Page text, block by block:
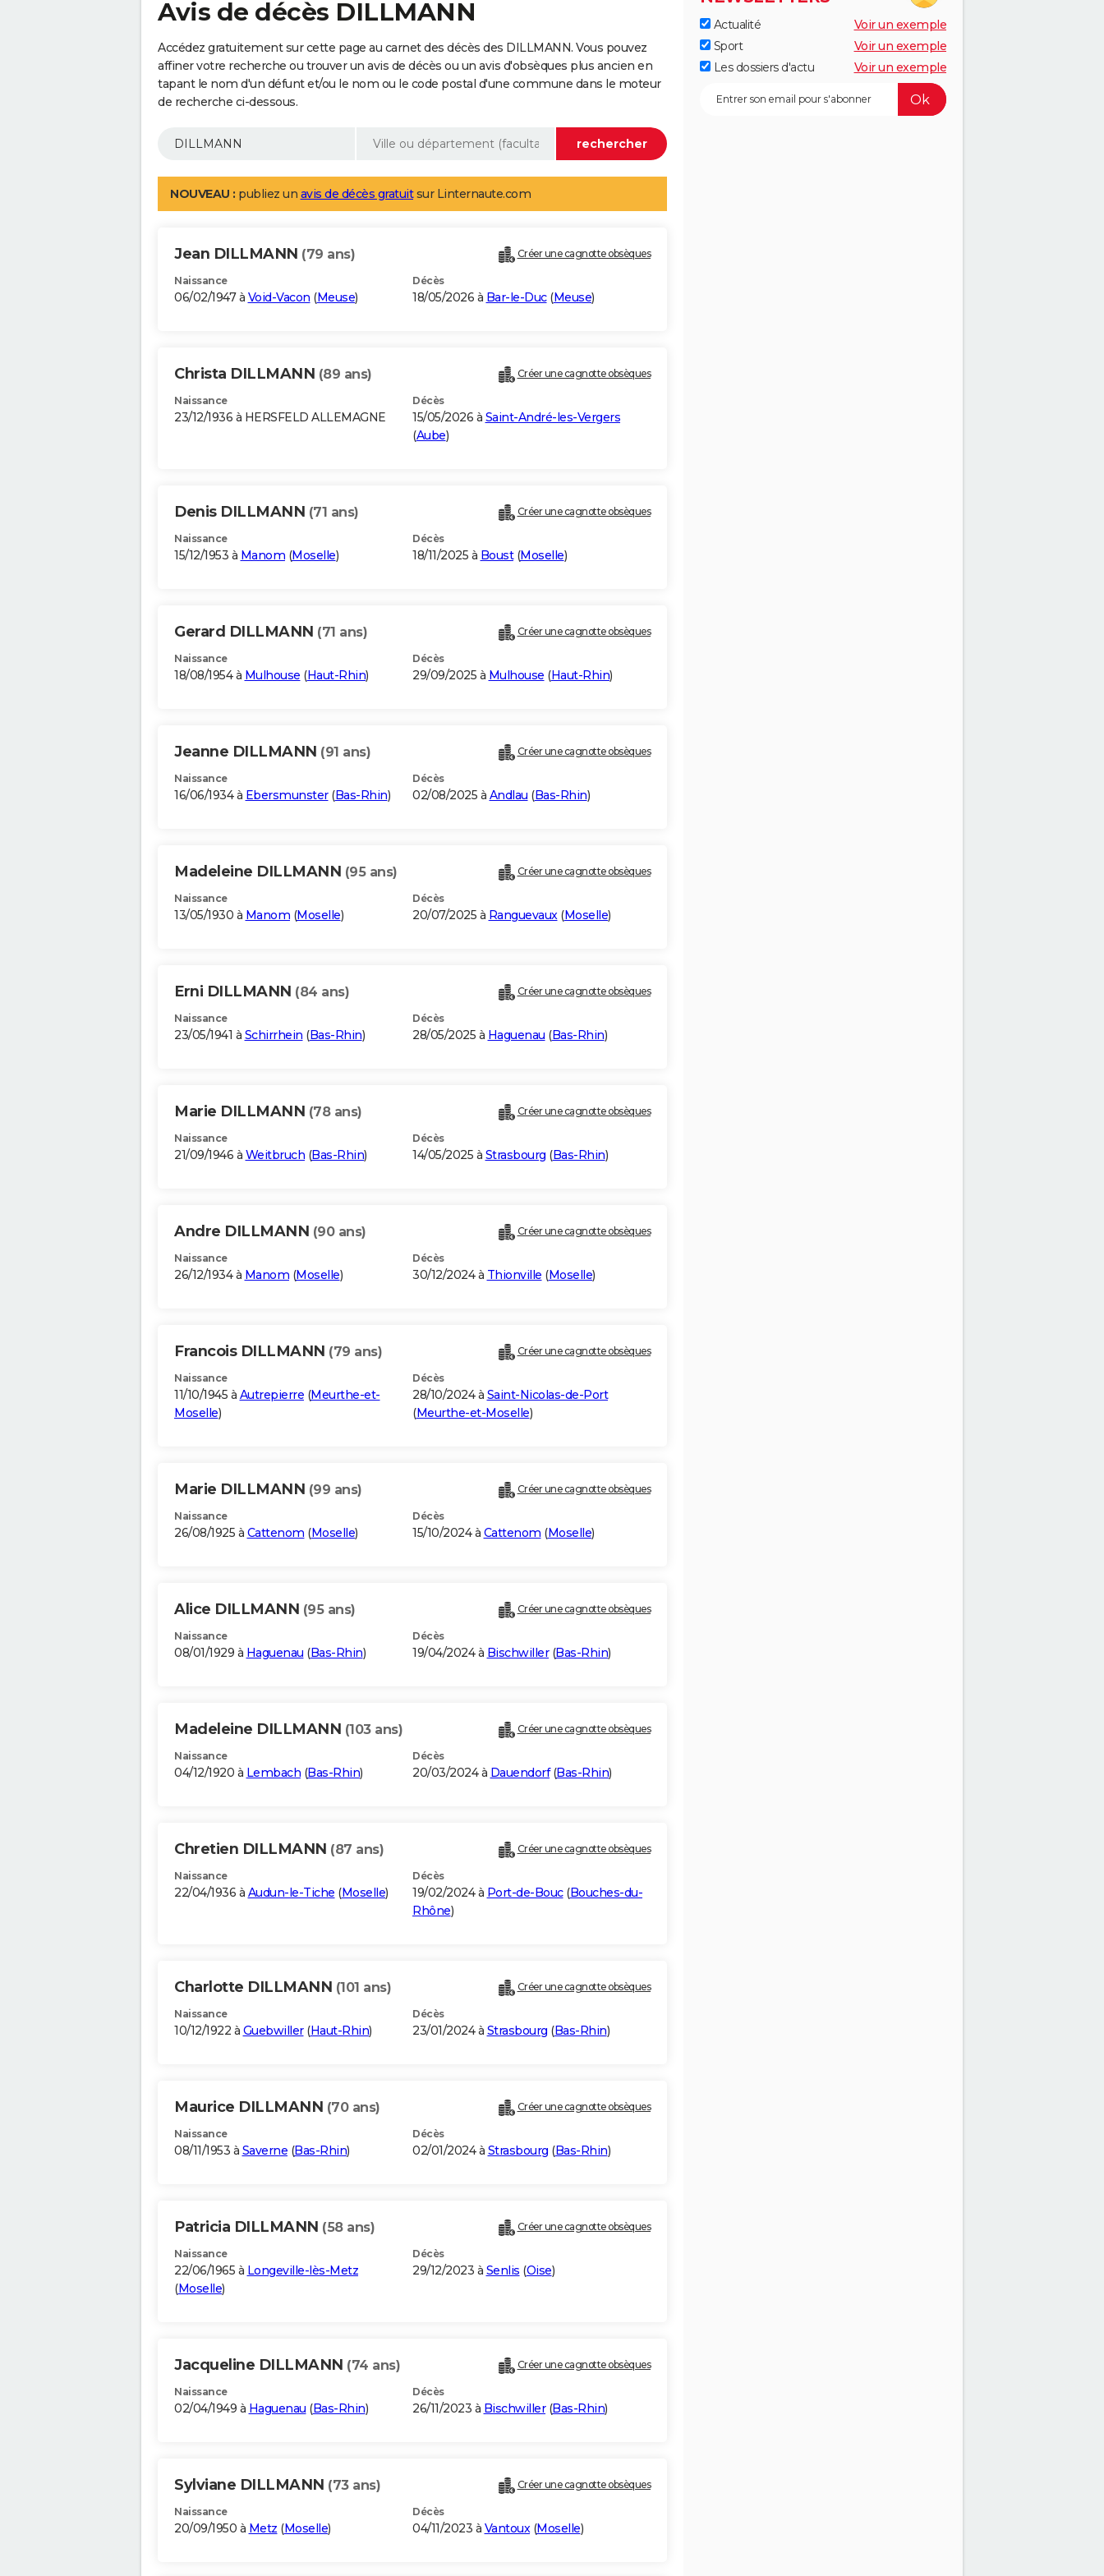
Avis de décès DILLMANN
Accédez gratuitement sur cette page au carnet des décès des DILLMANN. Vous pouvez
affiner votre recherche ou trouver un avis de décès ou un avis d'obsèques plus ancien en
tapant le nom d'un défunt et/ou le nom ou le code postal d'une commune dans le moteur
de recherche ci-dessous.
NOUVEAU : publiez un avis de décès gratuitsur Linternaute.com
Jean DILLMANN (79 ans) Créer une cagnotte obsèques
Naissance
06/02/1947 à Void-Vacon (Meuse)
Décès
18/05/2026 à Bar-le-Duc(Meuse)
Christa DILLMANN (89 ans) Créer une cagnotte obsèques
Naissance
23/12/1936 à HERSFELD ALLEMAGNE
Décès
15/05/2026 à Saint-André-les-Vergers
(Aube)
Denis DILLMANN (71 ans) Créer une cagnotte obsèques
Naissance
15/12/1953 à Manom (Moselle)
Décès
18/11/2025 à Boust(Moselle)
Gerard DILLMANN (71 ans) Créer une cagnotte obsèques
Naissance
18/08/1954 à Mulhouse (Haut-Rhin)
Décès
29/09/2025 à Mulhouse (Haut-Rhin)
Jeanne DILLMANN (91 ans) Créer une cagnotte obsèques
Naissance
16/06/1934 à Ebersmunster(Bas-Rhin)
Décès
02/08/2025 à Andlau (Bas-Rhin)
Madeleine DILLMANN (95 ans) Créer une cagnotte obsèques
Naissance
13/05/1930 à Manom (Moselle)
Décès
20/07/2025 à Ranguevaux(Moselle)
Erni DILLMANN (84 ans) Créer une cagnotte obsèques
Naissance
23/05/1941 à Schirrhein (Bas-Rhin)
Décès
28/05/2025 à Haguenau (Bas-Rhin)
Marie DILLMANN (78 ans) Créer une cagnotte obsèques
Naissance
21/09/1946 à Weitbruch (Bas-Rhin)
Décès
14/05/2025 à Strasbourg (Bas-Rhin)
Andre DILLMANN (90 ans) Créer une cagnotte obsèques
Naissance
26/12/1934 à Manom (Moselle)
Décès
30/12/2024 à Thionville (Moselle)
Francois DILLMANN (79 ans) Créer une cagnotte obsèques
Naissance
11/10/1945 à Autrepierre (Meurthe-et-
Moselle)
Décès
28/10/2024 à Saint-Nicolas-de-Port
(Meurthe-et-Moselle)
Marie DILLMANN (99 ans) Créer une cagnotte obsèques
Naissance
26/08/1925 à Cattenom (Moselle)
Décès
15/10/2024 à Cattenom (Moselle)
Alice DILLMANN (95 ans) Créer une cagnotte obsèques
Naissance
08/01/1929 à Haguenau (Bas-Rhin)
Décès
19/04/2024 à Bischwiller(Bas-Rhin)
Madeleine DILLMANN (103 ans) Créer une cagnotte obsèques
Naissance
04/12/1920 à Lembach (Bas-Rhin)
Décès
20/03/2024 à Dauendorf(Bas-Rhin)
Chretien DILLMANN (87 ans) Créer une cagnotte obsèques
Naissance
22/04/1936 à Audun-le-Tiche (Moselle)
Décès
19/02/2024 à Port-de-Bouc(Bouches-du-
Rhône)
Charlotte DILLMANN (101 ans) Créer une cagnotte obsèques
Naissance
10/12/1922 à Guebwiller(Haut-Rhin)
Décès
23/01/2024 à Strasbourg (Bas-Rhin)
Maurice DILLMANN (70 ans) Créer une cagnotte obsèques
Naissance
08/11/1953 à Saverne (Bas-Rhin)
Décès
02/01/2024 à Strasbourg (Bas-Rhin)
Patricia DILLMANN (58 ans) Créer une cagnotte obsèques
Naissance
22/06/1965 à Longeville-lès-Metz
(Moselle)
Décès
29/12/2023 à Senlis (Oise)
Jacqueline DILLMANN (74 ans) Créer une cagnotte obsèques
Naissance
02/04/1949 à Haguenau (Bas-Rhin)
Décès
26/11/2023 à Bischwiller(Bas-Rhin)
Sylviane DILLMANN (73 ans) Créer une cagnotte obsèques
Naissance
20/09/1950 à Metz (Moselle)
Décès
04/11/2023 à Vantoux(Moselle)
Actualité
Voir un exemple
Sport
Voir un exemple
Les dossiers d'actu
Voir un exemple